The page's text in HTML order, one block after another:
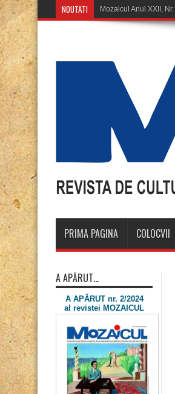
NOUTATI Mozaic
PRIMA PAGINA COLOCVII
A APĂRUT…
A APĂRUT nr. 2/2024
al revistei MOZAICUL